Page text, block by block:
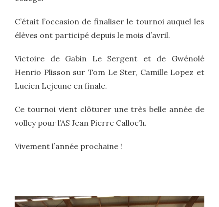
C’était l’occasion de finaliser le tournoi auquel les
élèves ont participé depuis le mois d’avril.
Victoire de Gabin Le Sergent et de Gwénolé
Henrio Plisson sur Tom Le Ster, Camille Lopez et
Lucien Lejeune en finale.
Ce tournoi vient clôturer une très belle année de
volley pour l’AS Jean Pierre Calloc’h.
Vivement l’année prochaine !